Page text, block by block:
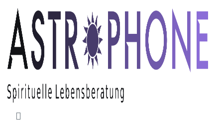
Skip to main content